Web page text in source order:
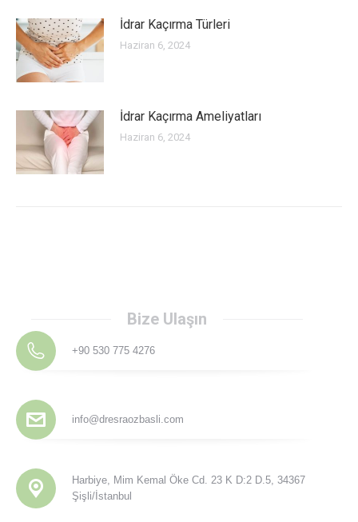
İdrar Kaçırma Türleri
Haziran 6, 2024
İdrar Kaçırma Ameliyatları
Haziran 6, 2024
Bize Ulaşın
+90 530 775 4276
info@dresraozbasli.com
Harbiye, Mim Kemal Öke Cd. 23 K D:2 D.5, 34367
Şişli/İstanbul